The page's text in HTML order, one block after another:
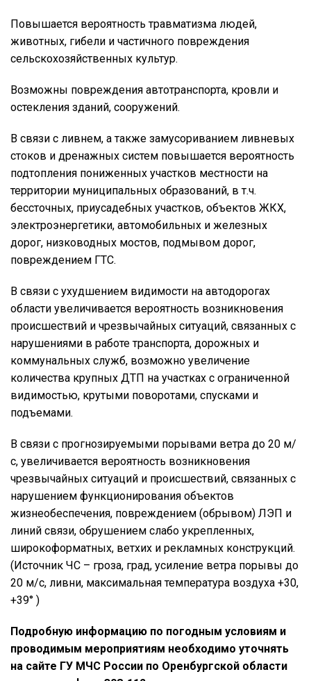
Повышается вероятность травматизма людей,
животных, гибели и частичного повреждения
сельскохозяйственных культур.
Возможны повреждения автотранспорта, кровли и
остекления зданий, сооружений.
В связи с ливнем, а также замусориванием ливневых
стоков и дренажных систем повышается вероятность
подтопления пониженных участков местности на
территории муниципальных образований, в т.ч.
бессточных, приусадебных участков, объектов ЖКХ,
электроэнергетики, автомобильных и железных
дорог, низководных мостов, подмывом дорог,
повреждением ГТС.
В связи с ухудшением видимости на автодорогах
области увеличивается вероятность возникновения
происшествий и чрезвычайных ситуаций, связанных с
нарушениями в работе транспорта, дорожных и
коммунальных служб, возможно увеличение
количества крупных ДТП на участках с ограниченной
видимостью, крутыми поворотами, спусками и
подъемами.
В связи с прогнозируемыми порывами ветра до 20 м/
с, увеличивается вероятность возникновения
чрезвычайных ситуаций и происшествий, связанных с
нарушением функционирования объектов
жизнеобеспечения, повреждением (обрывом) ЛЭП и
линий связи, обрушением слабо укрепленных,
широкоформатных, ветхих и рекламных конструкций.
(Источник ЧС – гроза, град, усиление ветра порывы до
20 м/с, ливни, максимальная температура воздуха +30,
+39° )
Подробную информацию по погодным условиям и
проводимым мероприятиям необходимо уточнять
на сайте ГУ МЧС России по Оренбургской области